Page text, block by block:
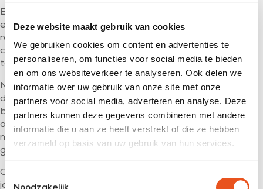
Deze website maakt gebruik van cookies
We gebruiken cookies om content en advertenties te
personaliseren, om functies voor social media te bieden
en om ons websiteverkeer te analyseren. Ook delen we
informatie over uw gebruik van onze site met onze
partners voor social media, adverteren en analyse. Deze
partners kunnen deze gegevens combineren met andere
informatie die u aan ze heeft verstrekt of die ze hebben
verzameld op basis van uw gebruik van hun services.
Toestemmingsselectie
Elk lichaam kan kleine afwijkingen in de manier van lopen
en bewegen zelf corrigeren. Maar blijf je te lang
rondlopen met klachten? Dan zullen deze kleine
correcties niet meer voldoende zijn. Wacht daarom nooit
te lang met het zoeken van hulp.
Nog veel te vaak krijgen wij patiënten in onze praktijken
die al jaren rondlopen met klachten. Zij zijn de pijn bij het
bewegen als normaal gaan beschouwen. Met een
onderzoek en op maat gemaakte behandeling is het
mogelijk om weer zonder klachten door het leven te
gaan. Wacht dus niet te lang.
Onze experts nemen graag de tijd om aan de hand van
jouw verhaal, je klachten en een onderzoek het beste